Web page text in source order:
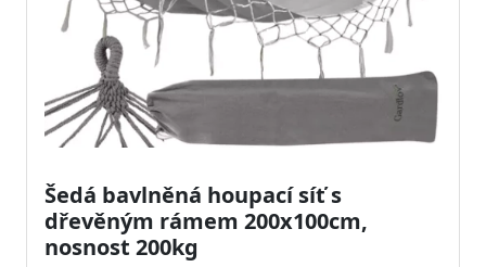
Šedá bavlněná houpací síť s
dřevěným rámem 200x100cm,
nosnost 200kg